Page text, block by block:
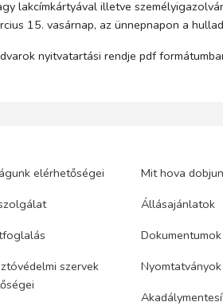
lakcímkártyával illetve
15. vasárnap, az ünnepnapon a
nyitvatartási rendje pdf
elérhetőségei
szervek
Mit hova
Állásajánlatok
Dokumentumok
Nyomtatványok